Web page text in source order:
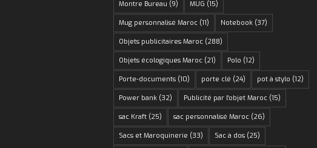
Montre Bureau (9) MUG (15)
Mug personnalisé Maroc (11) Notebook (37)
Objets publicitaires Maroc (288)
Objets écologiques Maroc (21) Polo (12)
Porte-documents (10) porte clé (24) pot à stylo (12)
Power bank (32) Publicité par l'objet Maroc (15)
sac Kraft (25) sac personnalisé Maroc (26)
Sacs et Maroquinerie (33) Sac à dos (25)